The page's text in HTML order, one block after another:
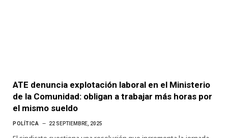
ATE denuncia explotación laboral en el Ministerio
de la Comunidad: obligan a trabajar más horas por
el mismo sueldo
POLÍTICA 22 SEPTIEMBRE, 2025